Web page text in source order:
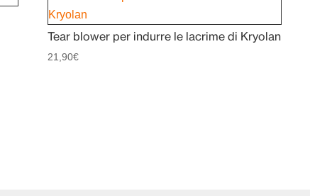
Tear blower per indurre le lacrime di Kryolan
21,90€